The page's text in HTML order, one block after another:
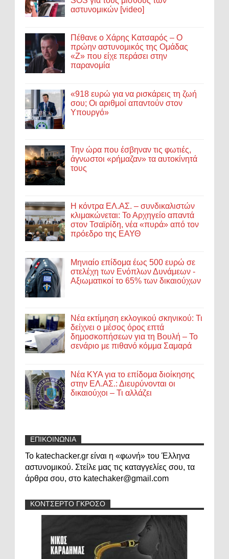
αστυνομικών [video]
Πέθανε ο Χάρης Κατσαρός – Ο
πρώην αστυνομικός της Ομάδας
«Ζ» που είχε περάσει στην
παρανομία
«918 ευρώ για να ρισκάρεις τη ζωή
σου; Οι αριθμοί απαντούν στον
Υπουργό»
Την ώρα που έσβηναν τις φωτιές,
άγνωστοι «ρήμαζαν» τα αυτοκίνητά
τους
Η κόντρα ΕΛ.ΑΣ. – συνδικαλιστών
κλιμακώνεται: Το Αρχηγείο απαντά
στον Τσαϊρίδη, νέα «πυρά» από τον
πρόεδρο της ΕΑΥΘ
Μηνιαίο επίδομα έως 500 ευρώ σε
στελέχη των Ενόπλων Δυνάμεων -
Αξιωματικοί το 65% των δικαιούχων
Νέα εκτίμηση εκλογικού σκηνικού: Τι
δείχνει ο μέσος όρος επτά
δημοσκοπήσεων για τη Βουλή – Το
σενάριο με πιθανό κόμμα Σαμαρά
Νέα ΚΥΑ για το επίδομα διοίκησης
στην ΕΛ.ΑΣ.: Διευρύνονται οι
δικαιούχοι – Τι αλλάζει
ΕΠΙΚΟΙΝΩΝΙΑ
Το katechacker.gr είναι η «φωνή» του Έλληνα
αστυνομικού. Στείλε μας τις καταγγελίες σου, τα
άρθρα σου, στο katechaker@gmail.com
ΚΟΝΤΣΕΡΤΟ ΓΚΡΟΣΟ